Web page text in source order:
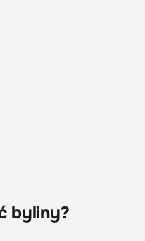
byliny?